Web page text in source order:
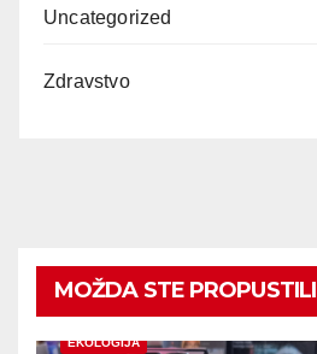
Uncategorized
Zdravstvo
MOŽDA STE PROPUSTILI
EKOLOGIJA